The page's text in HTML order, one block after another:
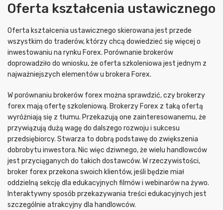
Oferta kształcenia ustawicznego
Oferta kształcenia ustawicznego skierowana jest przede
wszystkim do traderów, którzy chcą dowiedzieć się więcej o
inwestowaniu na rynku Forex. Porównanie brokerów
doprowadziło do wniosku, że oferta szkoleniowa jest jednym z
najważniejszych elementów u brokera Forex.
W porównaniu brokerów forex można sprawdzić, czy brokerzy
forex mają ofertę szkoleniową. Brokerzy Forex z taką ofertą
wyróżniają się z tłumu. Przekazują one zainteresowanemu, że
przywiązują dużą wagę do dalszego rozwoju i sukcesu
przedsiębiorcy. Stwarza to dobrą podstawę do zwiększenia
dobrobytu inwestora. Nic więc dziwnego, że wielu handlowców
jest przyciąganych do takich dostawców. W rzeczywistości,
broker forex przekona swoich klientów, jeśli będzie miał
oddzielną sekcję dla edukacyjnych filmów i webinarów na żywo.
Interaktywny sposób przekazywania treści edukacyjnych jest
szczególnie atrakcyjny dla handlowców.